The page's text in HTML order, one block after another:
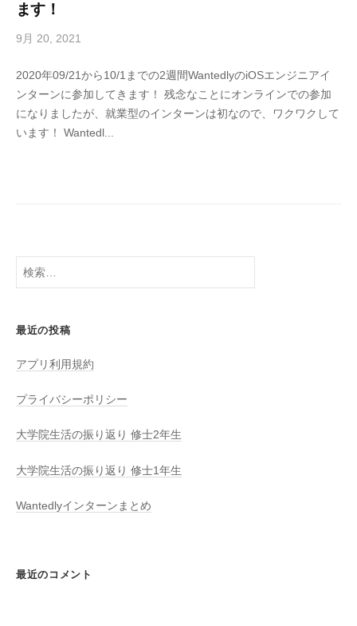
ます！
9月 20, 2021
h
i
r
o
2020年09/21から10/1までの2週間WantedlyのiOSエンジニアイ
ンターンに参加してきます！ 残念なことにオンラインでの参加
になりましたが、就業型のインターンは初なので、ワクワクして
います！ Wantedl...
検
最近の投稿
アプリ利用規約
プライバシーポリシー
大学院生活の振り返り 修士2年生
大学院生活の振り返り 修士1年生
Wantedlyインターンまとめ
最近のコメント